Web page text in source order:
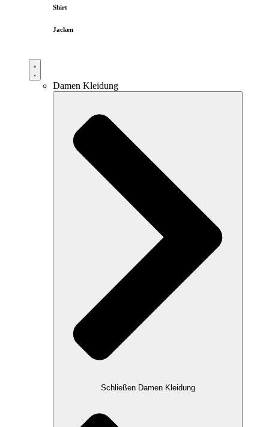
Shirt
Jacken
Damen Kleidung
Schließen Damen Kleidung